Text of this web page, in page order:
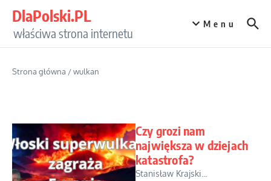
DlaPolski.PL
właściwa strona internetu
Menu
Strona główna /wulkan
Czy grozi nam
największa w dziejach
katastrofa?
Stanisław Krajski...